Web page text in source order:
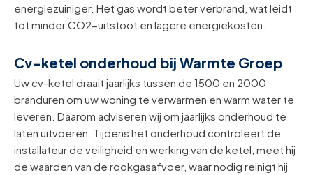
energiezuiniger. Het gas wordt beter verbrand, wat leidt
tot minder CO2-uitstoot en lagere energiekosten.
Cv-ketel onderhoud bij Warmte Groep
Uw cv-ketel draait jaarlijks tussen de 1500 en 2000
branduren om uw woning te verwarmen en warm water te
leveren. Daarom adviseren wij om jaarlijks onderhoud te
laten uitvoeren. Tijdens het onderhoud controleert de
installateur de veiligheid en werking van de ketel, meet hij
de waarden van de rookgasafvoer, waar nodig reinigt hij